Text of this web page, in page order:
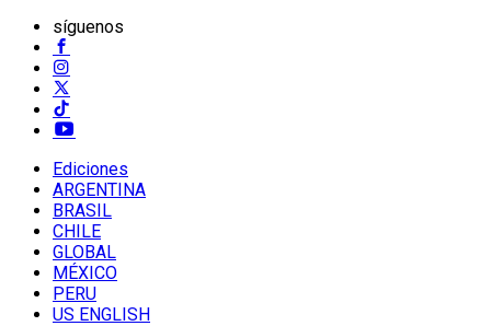
síguenos
Ediciones
ARGENTINA
BRASIL
CHILE
GLOBAL
MÉXICO
PERU
US ENGLISH